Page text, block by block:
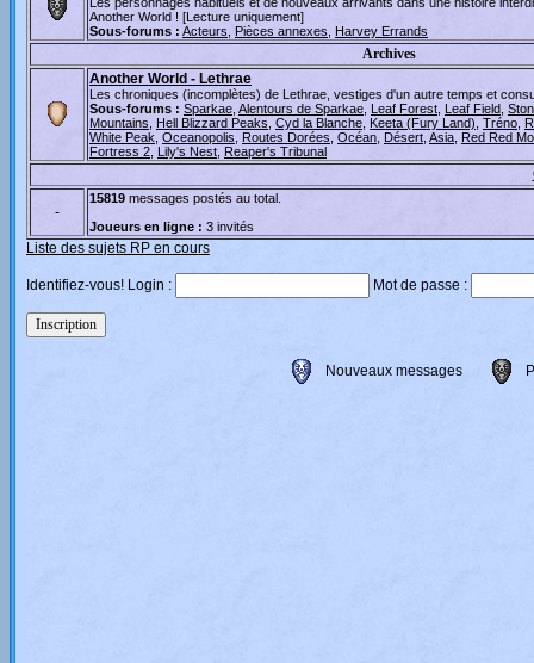
Another World ! [Lecture uniquement]
Sous-forums : Acteurs Pièces annexes Harvey Errands
Archives
Another World - Lethrae
Les chroniques (incomplètes) de Lethrae, vestiges d'un autre temps et
Sous-forums : Sparkae Alentours de Sparkae Leaf Forest Leaf Field
Mountains Hell Blizzard Peaks Cyd la Blanche Keeta (Fury Land) Tréno
White Peak Oceanopolis Routes Dorées Océan Désert Asia Red Red
Fortress 2 Lily's Nest Reaper's Tribunal
-
15819 messages postés au total.
Joueurs en ligne : 3 invités
Liste des sujets RP en cours
Identifiez-vous! Login : Mot de passe :
Nouveaux messages